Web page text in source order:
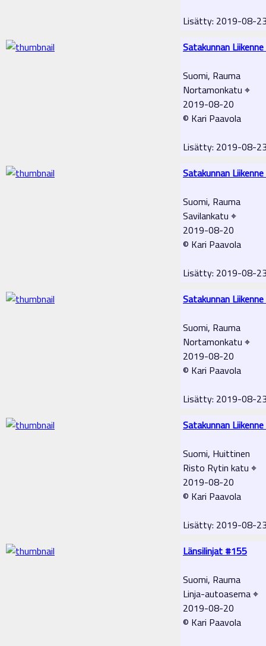
Lisätty: 2019-08-
Satakunnan
Suomi, Rauma
Nortamonkatu ⌖
2019-08-20
© Kari Paavola
Lisätty: 2019-08-
Satakunnan
Suomi, Rauma
Savilankatu ⌖
2019-08-20
© Kari Paavola
Lisätty: 2019-08-
Satakunnan
Suomi, Rauma
Nortamonkatu ⌖
2019-08-20
© Kari Paavola
Lisätty: 2019-08-
Satakunnan
Suomi, Huittinen
Risto Rytin katu ⌖
2019-08-20
© Kari Paavola
Lisätty: 2019-08-
Länsilinjat #155
Suomi, Rauma
Linja-autoasema ⌖
2019-08-20
© Kari Paavola